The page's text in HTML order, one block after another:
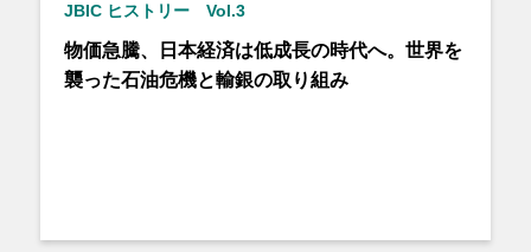
JBIC ヒストリー Vol.3
物価急騰、日本経済は低成長の時代へ。世界を
襲った石油危機と輸銀の取り組み